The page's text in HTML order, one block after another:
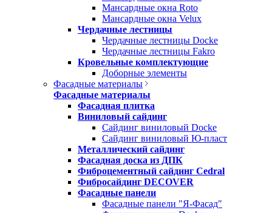
Мансардные окна Roto
Мансардные окна Velux
Чердачные лестницы
Чердачные лестницы Docke
Чердачные лестницы Fakro
Кровельные комплектующие
Доборные элементы
Фасадные материалы
Фасадные материалы
Фасадная плитка
Виниловый сайдинг
Сайдинг виниловый Docke
Сайдинг виниловый Ю-пласт
Металлический сайдинг
Фасадная доска из ДПК
Фиброцементный сайдинг Cedral
Фибросайдинг DECOVER
Фасадные панели
Фасадные панели "Я-Фасад"